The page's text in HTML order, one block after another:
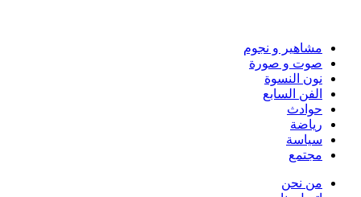
مشاهير و نجوم
صوت و صورة
نون النسوة
الفن السابع
حوادث
رياضة
سياسة
مجتمع
من نحن